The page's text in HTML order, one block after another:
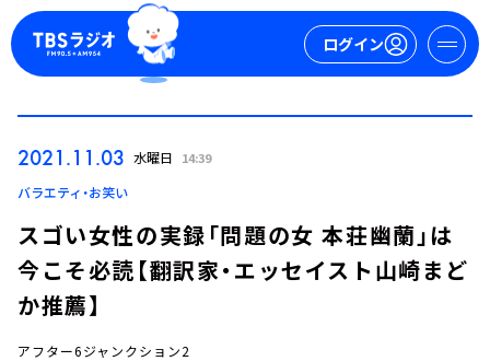
ログイン
ログイン
2021.11.03 水曜日 14:39
バラエティ・お笑い
スゴい女性の実録「問題の女 本荘幽蘭」は
今こそ必読【翻訳家・エッセイスト山崎まど
か推薦】
アフター6ジャンクション2